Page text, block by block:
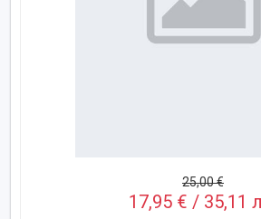
25,00 €
17,95 € / 35,11